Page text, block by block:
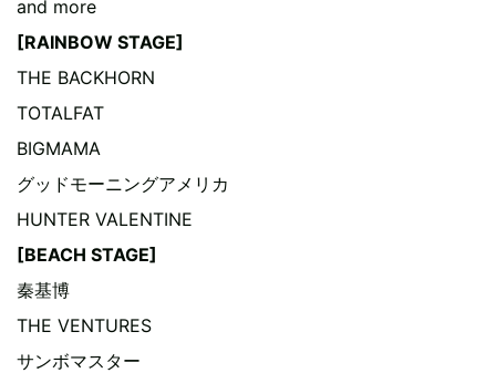
and more
[RAINBOW STAGE]
THE BACKHORN
TOTALFAT
BIGMAMA
グッドモーニングアメリカ
HUNTER VALENTINE
[BEACH STAGE]
秦基博
THE VENTURES
サンボマスター